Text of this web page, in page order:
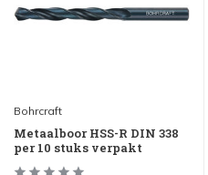
Bohrcraft
Metaalboor HSS-R DIN 338
per 10 stuks verpakt